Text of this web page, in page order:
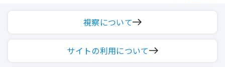
視察について
サイトの利用について